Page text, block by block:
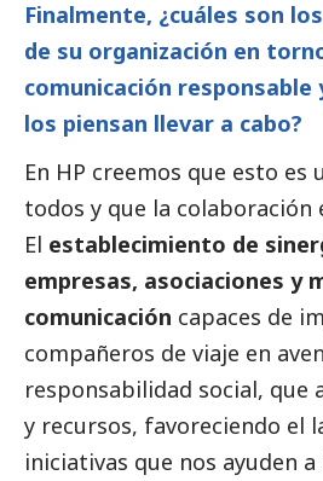
Finalmente, ¿cuáles son
de su organización en
comunicación responsable
los piensan llevar a cabo?
En HP creemos que esto es
todos y que la colaboración
El establecimiento de
empresas, asociaciones y
comunicación capaces de
compañeros de viaje en
responsabilidad social, que
y recursos, favoreciendo el
iniciativas que nos ayuden